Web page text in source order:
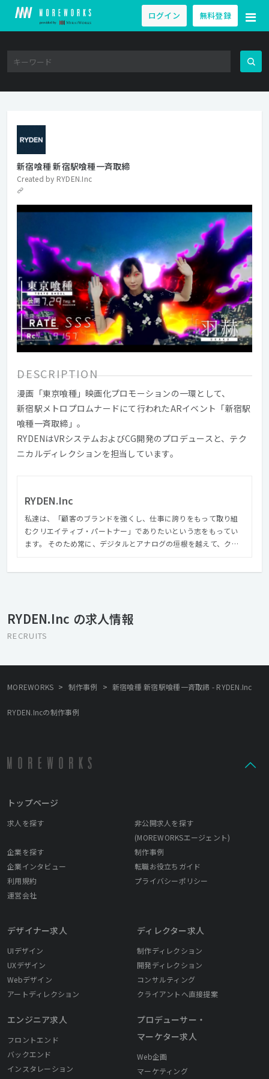
ログイン 無料登録
新宿喰種 新宿駅喰種一斉取締
Created by RYDEN.Inc
DESCRIPTION
漫画「東京喰種」映画化プロモーションの一環として、
新宿駅メトロプロムナードにて行われたARイベント「新宿駅
喰種一斉取締」。
RYDENはVRシステムおよびCG開発のプロデュースと、テク
ニカルディレクションを担当しています。
RYDEN.Inc
私達は、「顧客のブランドを強くし、仕事に誇りをもって取り組
むクリエイティブ・パートナー」でありたいという志をもってい
ます。 そのため常に、デジタルとアナログの垣根を越えて、クラ
RYDEN.Inc の求人情報
RECRUITS
MOREWORKS > 制作事例 > 新宿喰種 新宿駅喰種一斉取締 - RYDEN.Inc
RYDEN.Incの制作事例
トップページ
求人を探す
非公開求人を探す
(MOREWORKSエージェント)
企業を探す
制作事例
企業インタビュー
転職お役立ちガイド
利用規約
プライバシーポリシー
運営会社
デザイナー求人
UIデザイン
UXデザイン
Webデザイン
アートディレクション
エンジニア求人
フロントエンド
バックエンド
インスタレーション
ディレクター求人
制作ディレクション
開発ディレクション
コンサルティング
クライアントへ直接提案
プロデューサー・
マーケター求人
Web企画
マーケティング